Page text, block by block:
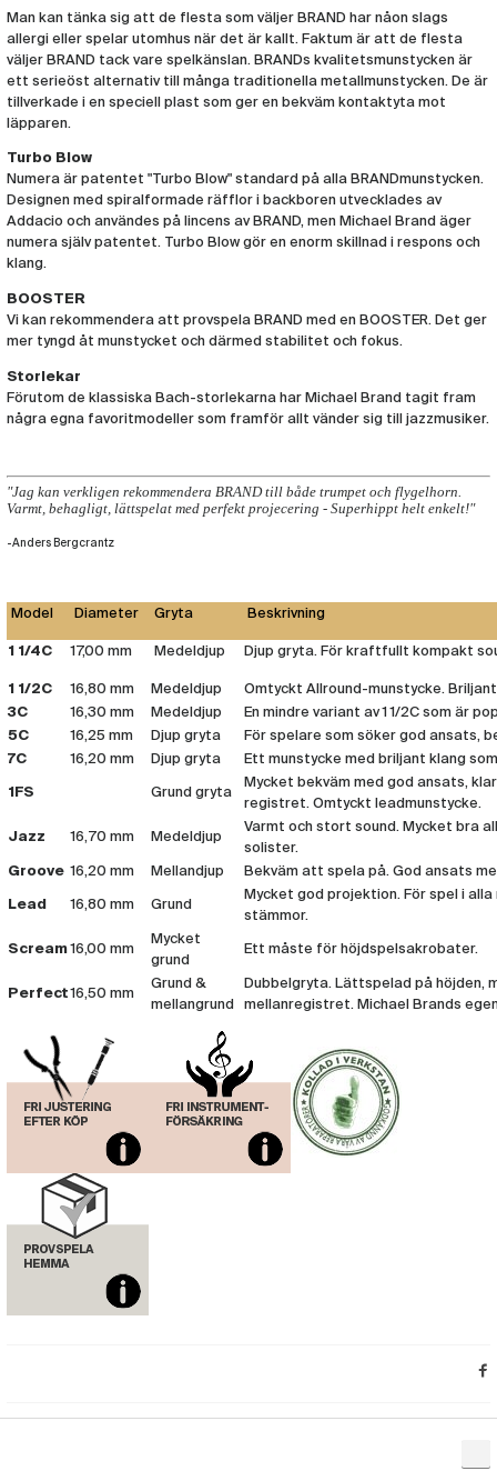
(BRAND142)
(BRAND152)
(BRAND162)
Munstycke Brand Trumpet Groove Guld
Munstycke Brand Trumpet Perfect
Man kan tänka sig att de flesta som väljer BRAND har nåon slags
allergi eller spelar utomhus när det är kallt. Faktum är att de flesta
väljer BRAND tack vare spelkänslan. BRANDs kvalitetsmunstycken är
ett serieöst alternativ till många traditionella metallmunstycken. De är
tillverkade i en speciell plast som ger en bekväm kontaktyta mot
läpparen.
Turbo Blow
Numera är patentet "Turbo Blow" standard på alla BRANDmunstycken.
Designen med spiralformade räfflor i backboren utvecklades av
Addacio och användes på lincens av BRAND, men Michael Brand äger
numera själv patentet. Turbo Blow gör en enorm skillnad i respons och
klang.
BOOSTER
Vi kan rekommendera att provspela BRAND med en BOOSTER. Det ger
mer tyngd åt munstycket och därmed stabilitet och fokus.
Storlekar
Förutom de klassiska Bach-storlekarna har Michael Brand tagit fram
några egna favoritmodeller som framför allt vänder sig till jazzmusiker.
"Jag kan verkligen rekommendera BRAND till både trumpet och flygelhorn.
Varmt, behagligt, lättspelat med perfekt projecering - Superhippt helt enkelt!"
-Anders Bergcrantz
Model Diameter Gryta Beskrivning
1 1/4C 17,00 mm Medeldjup Djup gryta. För kraftfullt kompakt
1 1/2C 16,80 mm Medeldjup
Omtyckt Allround-munstycke.
3C
16,30 mm Medeldjup
En mindre variant av 1 1/2C som är
5C
16,25 mm Djup gryta
För spelare som söker god ansats,
7C
16,20 mm Djup gryta Ett munstycke med briljant klang
1FS Grund gryta
Mycket bekväm med god ansats,
registret. Omtyckt leadmunstycke.
Jazz 16,70 mm Medeldjup
Varmt och stort sound. Mycket bra
solister.
Groove 16,20 mm Mellandjup Bekväm att spela på. God ansats
Lead 16,80 mm Grund
Mycket god projektion. För spel i
stämmor.
Scream 16,00 mm
Mycket
grund
Ett måste för höjdspelsakrobater.
Perfect 16,50 mm
Grund &
mellangrund
Dubbelgryta. Lättspelad på höjden,
mellanregistret. Michael Brands